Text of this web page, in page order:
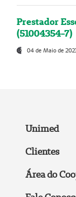
Prestador
(51004354-7)
04 de Maio de
Unimed
Clientes
Área do